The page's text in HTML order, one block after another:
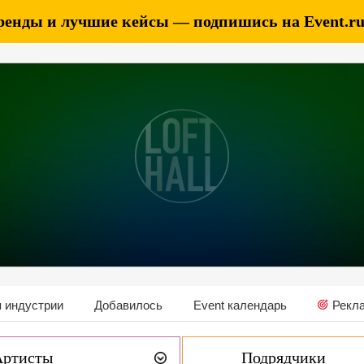
и лучшие кейсы — подпишись на
Добавилось Event календарь
Подрядчики